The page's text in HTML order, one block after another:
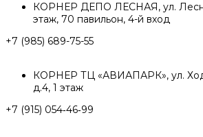
КОРНЕР ДЕПО ЛЕСНАЯ, ул.
этаж, 70 павильон, 4-й вход
+7 (985) 689-75-55
КОРНЕР ТЦ «АВИАПАРК», ул.
д.4, 1 этаж
+7 (915) 054‑46‑99